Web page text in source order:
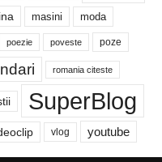
masini moda
poezie poveste poze
romania citeste
SuperBlog
vlog youtube